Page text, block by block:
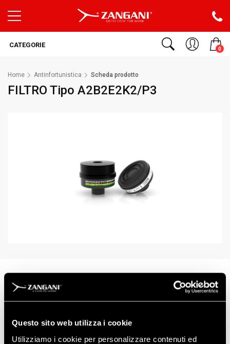
Questo sito web utilizza i cookie
Utilizziamo i cookie per personalizzare contenuti ed
0
CATEGORIE
Home Antinfortunistica Scheda prodotto
FILTRO Tipo A2B2E2K2/P3
Tipo: A2B2E2K2/P3
Applicazione : Combinato